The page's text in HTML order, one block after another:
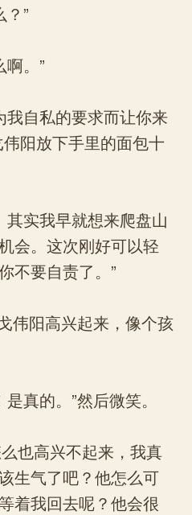
”
。”
自私的要求而让你来
阳放下手里的面包十
实我早就想来爬盘山
会。这次刚好可以轻
不要自责了。”
伟阳高兴起来，像个孩
真的。”然后微笑。
也高兴不起来，我真
生气了吧？他怎么可
着我回去呢？他会很